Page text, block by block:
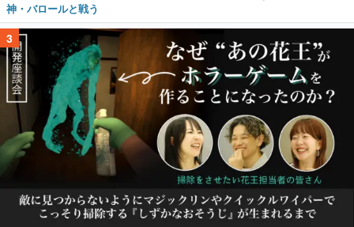
神・バロールと戦う
3